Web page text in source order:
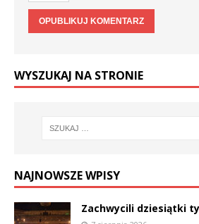
WYSZUKAJ NA STRONIE
NAJNOWSZE WPISY
Zachwycili dziesiątki